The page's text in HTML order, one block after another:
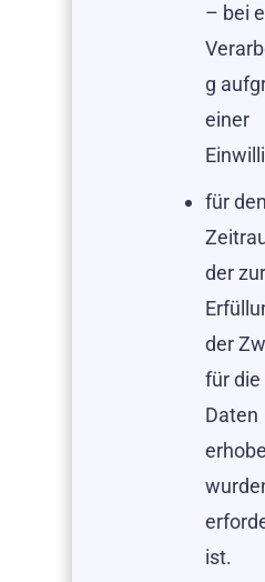
– bei
g
einer
für den
der zur
der
für die
Daten
ist.